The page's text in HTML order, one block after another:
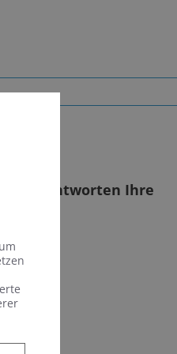
beantworten Ihre